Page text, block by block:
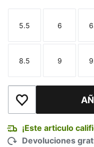
Talla
5.5
Talla
6
Talla
8.5
Talla
9
Añadir a la lista de
¡Este articulo
Devoluciones